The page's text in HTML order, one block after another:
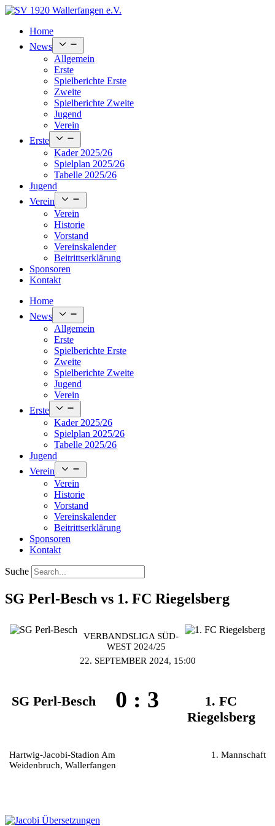
Skip
contentHome
News
menu
Allgemein
Erste
Spielberichte Erste
Zweite
Spielberichte Zweite
Jugend
Verein
Erste
menu
Kader 2025/26
Spielplan 2025/26
Tabelle 2025/26
Jugend
Verein
menu
Verein
Historie
Vorstand
Vereinskalender
Beitrittserklärung
Sponsoren
Kontakt
Home
News
menu
Allgemein
Erste
Spielberichte Erste
Zweite
Spielberichte Zweite
Jugend
Verein
Erste
menu
Kader 2025/26
Spielplan 2025/26
Tabelle 2025/26
Jugend
Verein
menu
Verein
Historie
Vorstand
Vereinskalender
Beitrittserklärung
Sponsoren
Kontakt
Suche
SG Perl-Besch vs 1. FC Riegelsberg
VERBANDSLIGA SÜD-
WEST 2024/25
22. SEPTEMBER 2024, 15:00
SG Perl-Besch 0 : 3
1. FC
Riegelsberg
Hartwig-Jacobi-Stadion Am
Weidenbruch, Wallerfangen
1. Mannschaft